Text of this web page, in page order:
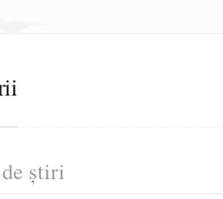
știri